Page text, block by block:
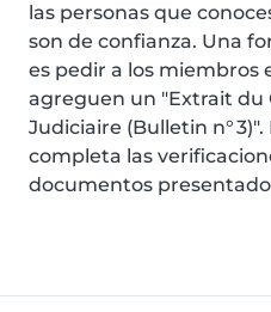
las personas que
son de confianza. Una
es pedir a los miembros
agreguen un "Extrait du
Judiciaire (Bulletin n°
completa las
documentos